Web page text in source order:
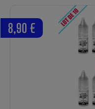
8,90 €